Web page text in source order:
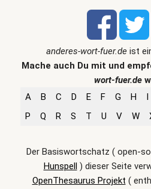
anderes-wort-fuer.deist
Mache auch Du mit und
wort-fuer.de
A
B C D E F G H I
P
Q R S T U V W
Der Basiswortschatz ( open-
Hunspell) dieser Seite
OpenThesaurus Projekt (